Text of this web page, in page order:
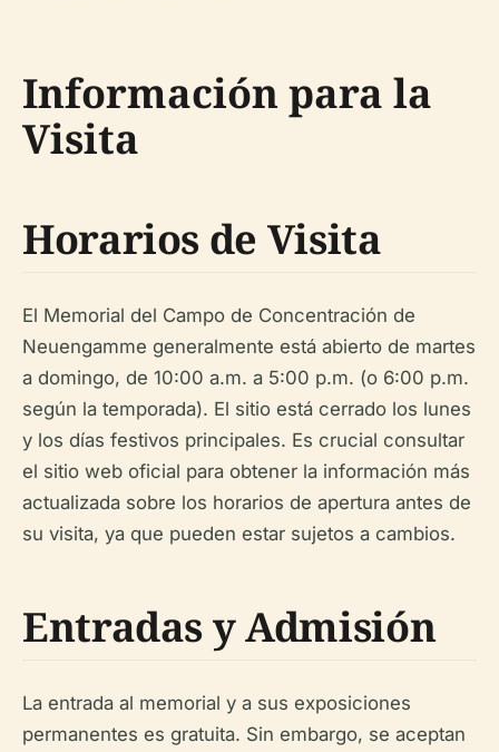
Información para la
Visita
Horarios de Visita
El Memorial del Campo de Concentración de
Neuengamme generalmente está abierto de martes
a domingo, de 10:00 a.m. a 5:00 p.m. (o 6:00 p.m.
según la temporada). El sitio está cerrado los lunes
y los días festivos principales. Es crucial consultar
el sitio web oficial para obtener la información más
actualizada sobre los horarios de apertura antes de
su visita, ya que pueden estar sujetos a cambios.
Entradas y Admisión
La entrada al memorial y a sus exposiciones
permanentes es gratuita. Sin embargo, se aceptan